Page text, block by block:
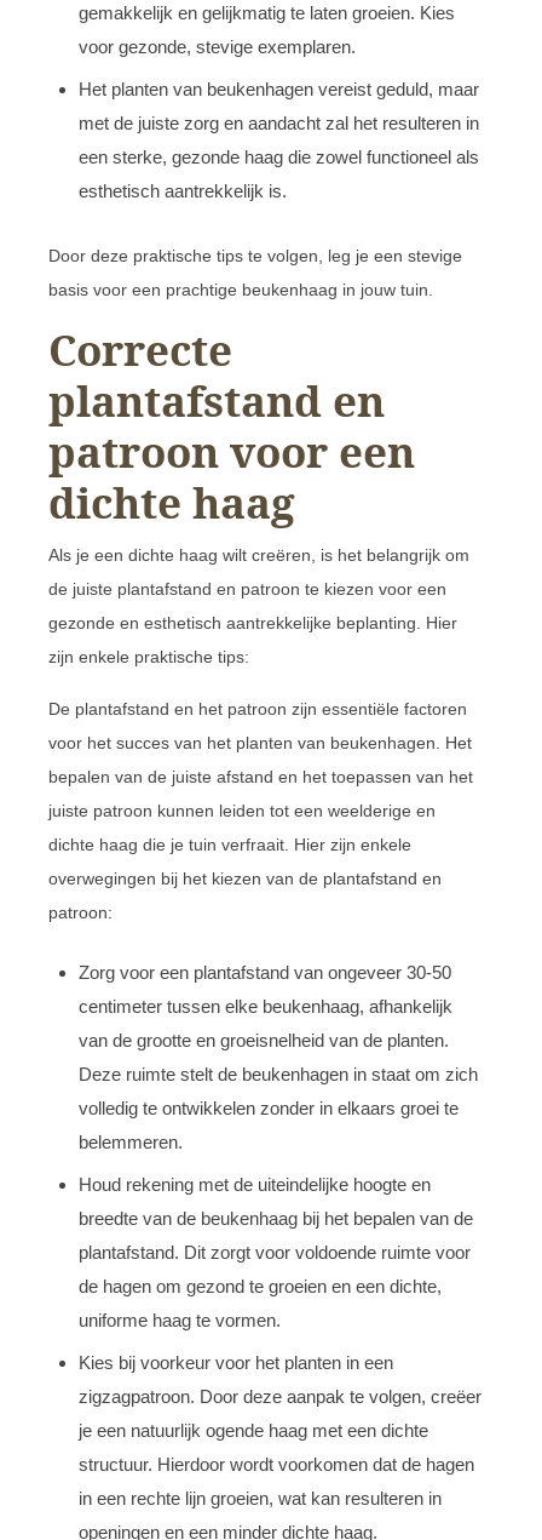
gemakkelijk en gelijkmatig te laten groeien. Kies
voor gezonde, stevige exemplaren.
Het planten van beukenhagen vereist geduld, maar
met de juiste zorg en aandacht zal het resulteren in
een sterke, gezonde haag die zowel functioneel als
esthetisch aantrekkelijk is.
Door deze praktische tips te volgen, leg je een stevige
basis voor een prachtige beukenhaag in jouw tuin.
Correcte
plantafstand en
patroon voor een
dichte haag
Als je een dichte haag wilt creëren, is het belangrijk om
de juiste plantafstand en patroon te kiezen voor een
gezonde en esthetisch aantrekkelijke beplanting. Hier
zijn enkele praktische tips:
De plantafstand en het patroon zijn essentiële factoren
voor het succes van het planten van beukenhagen. Het
bepalen van de juiste afstand en het toepassen van het
juiste patroon kunnen leiden tot een weelderige en
dichte haag die je tuin verfraait. Hier zijn enkele
overwegingen bij het kiezen van de plantafstand en
patroon:
Zorg voor een plantafstand van ongeveer 30-50
centimeter tussen elke beukenhaag, afhankelijk
van de grootte en groeisnelheid van de planten.
Deze ruimte stelt de beukenhagen in staat om zich
volledig te ontwikkelen zonder in elkaars groei te
belemmeren.
Houd rekening met de uiteindelijke hoogte en
breedte van de beukenhaag bij het bepalen van de
plantafstand. Dit zorgt voor voldoende ruimte voor
de hagen om gezond te groeien en een dichte,
uniforme haag te vormen.
Kies bij voorkeur voor het planten in een
zigzagpatroon. Door deze aanpak te volgen, creëer
je een natuurlijk ogende haag met een dichte
structuur. Hierdoor wordt voorkomen dat de hagen
in een rechte lijn groeien, wat kan resulteren in
openingen en een minder dichte haag.